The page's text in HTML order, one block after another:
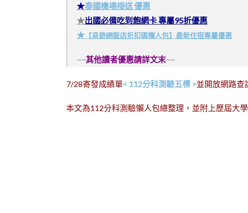
★泰國機場接送 優惠
★出國必備吃到飽網卡 專屬95折優惠
★ 【易遊網飯店折扣碼懶人包】最新住宿專屬優惠
~~其他讀者優惠請詳文末~~
7/28寄發成績單< 112分科測驗五標 >並開放網路查
本文為112分科測驗懶人包總整理，並附上歷屆大